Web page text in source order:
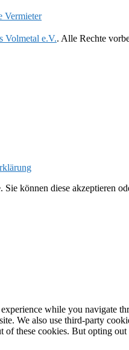
Vermieter
Volmetal e.V.. Alle Rechte
können diese akzeptieren
while you navigate
We also use third-party
of these cookies. But opting